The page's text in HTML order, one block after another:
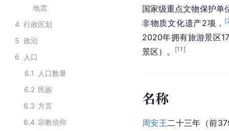
地震
4 行政区划
5 政治
6
人口
6.1
人口数量
6.2 民族
6.3 方言
6.4 宗教信仰
国家级重点文物保护单
非物质文化遗产2项， [
2020年拥有旅游景区
景区）。
[11 ]
名称
周安王二十三年（前